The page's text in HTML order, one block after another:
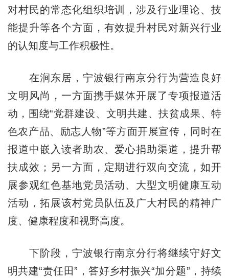
对村民的常态化组织培训，涉及行业理论、技
能提升等各个方面，有效提升村民对新兴行业
的认知度与工作积极性。
在涧东居，宁波银行南京分行为营造良好
文明风尚，一方面携手媒体开展了专项报道活
动，围绕“党群建设、文明共建、扶贫成果、特
色农产品、励志人物”等方面开展宣传，同时在
报道中嵌入读者助农、爱心捐助渠道，提升帮
扶成效；另一方面，定期进行双向交流，如开
展参观红色基地党员活动、大型文明健康互动
活动，拓展该村党员队伍及广大村民的精神广
度、健康程度和视野高度。
下阶段，宁波银行南京分行将继续守好文
明共建“责任田”，答好乡村振兴“加分题”，持续